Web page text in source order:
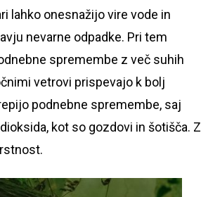
lahko onesnažijo vire vode in
nevarne odpadke. Pri tem
spremembe z več suhih
vetrovi prispevajo k bolj
podnebne spremembe, saj
kot so gozdovi in šotišča. Z